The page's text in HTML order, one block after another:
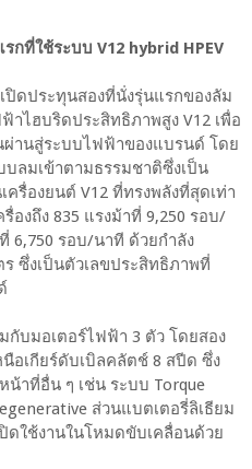
ที่ใช้ระบบ V12 hybrid HPEV
ปิดประทุนสองที่นั่งรุ่นแรกของลัม
ไฮบริดประสิทธิภาพสูง V12 เพื่อ
านสู่ระบบไฟฟ้าของแบรนด์ โดย
บลมเข้าตามธรรมชาติซึ่งเป็น
รื่องยนต์ V12 ที่ทรงพลังที่สุดเท่า
องถึง 835 แรงม้าที่ 9,250 รอบ/
6,750 รอบ/นาที ด้วยกำลัง
ร ซึ่งเป็นตัวเลขประสิทธิภาพที่
กับมอเตอร์ไฟฟ้า 3 ตัว โดยสอง
อเกียร์ดับเบิลคลัตช์ 8 สปีด ซึ่ง
น้าที่อื่น ๆ เช่น ระบบ Torque
ส่วนแบตเตอรี่ลิเธียม
ดใช้งานในโหมดขับเคลื่อนด้วย